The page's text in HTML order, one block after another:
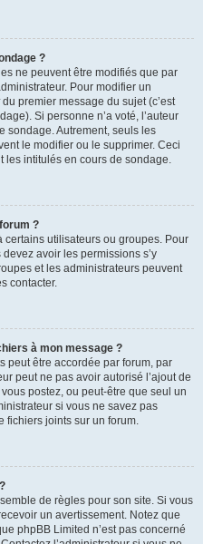
?
ne peuvent être modifiés que par
Pour modifier un
du premier message du sujet (c’est
Si personne n’a voté, l’auteur
sondage. Autrement, seuls les
le modifier ou le supprimer. Ceci
les intitulés en cours de sondage.
?
utilisateurs ou groupes. Pour
avoir les permissions s’y
et les administrateurs peuvent
contacter.
à mon message ?
peut être accordée par forum, par
peut ne pas avoir autorisé l’ajout de
postez, ou peut-être que seul un
si vous ne savez pas
fichiers joints sur un forum.
de règles pour son site. Si vous
un avertissement. Notez que
phpBB Limited n’est pas concerné